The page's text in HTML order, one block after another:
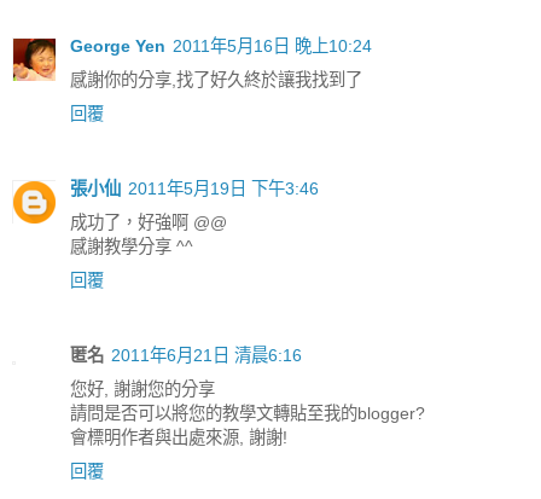
George Yen 2011年5月16日 晚上10:24
感謝你的分享,找了好久終於讓我找到了
回覆
張小仙 2011年5月19日 下午3:46
成功了，好強啊 @@
感謝教學分享 ^^
回覆
匿名 2011年6月21日 清晨6:16
您好, 謝謝您的分享
請問是否可以將您的教學文轉貼至我的blogger?
會標明作者與出處來源, 謝謝!
回覆